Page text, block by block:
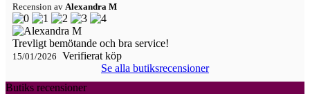
Recension av Alexandra M
Trevligt bemötande och bra service!
15/01/2026 Verifierat köp
Se alla butiksrecensioner
Butiks recensioner